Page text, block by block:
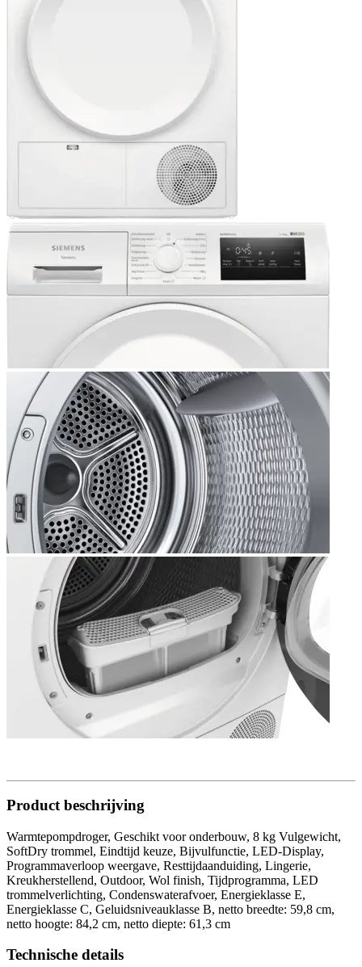
Product beschrijving
Warmtepompdroger, Geschikt voor onderbouw, 8 kg Vulgewicht,
SoftDry trommel, Eindtijd keuze, Bijvulfunctie, LED-Display,
Programmaverloop weergave, Resttijdaanduiding, Lingerie,
Kreukherstellend, Outdoor, Wol finish, Tijdprogramma, LED
trommelverlichting, Condenswaterafvoer, Energieklasse E,
Energieklasse C, Geluidsniveauklasse B, netto breedte: 59,8 cm,
netto hoogte: 84,2 cm, netto diepte: 61,3 cm
Technische details